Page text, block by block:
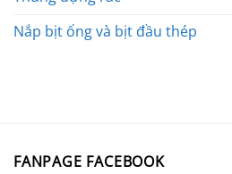
Nắp bịt ống và bịt đầu thép
FANPAGE FACEBOOK